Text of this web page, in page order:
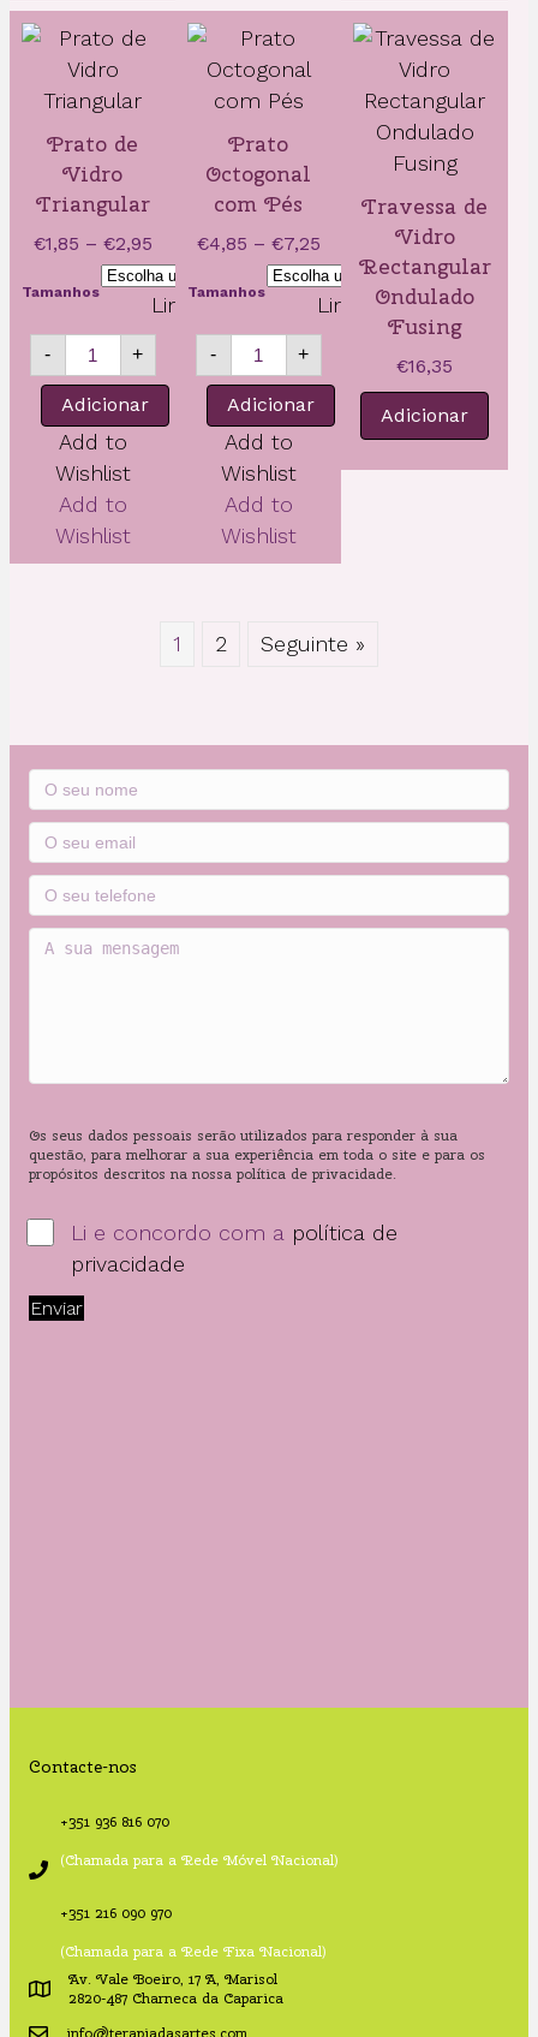
Prato de
Vidro
Triangular
€1,85 – €2,95Price
range:
€1,85
Tamanhos Limpar
-
Quantidade
de
Prato
de
Vidro
Triangular
+
Adicionar
Add to
Wishlist
Add to
Wishlist
Prato
Octogonal
com Pés
€4,85 – €7,25Price
range:
€4,85
through
Tamanhos Limpar
-
Quantidade
de
Prato
Octogonal
com
Pés
+
Adicionar
Add to
Wishlist
Add to
Wishlist
Travessa de
Vidro
Rectangular
Ondulado
Fusing
€16,35
Adicionar
1 2 Seguinte »
Os seus dados pessoais serão utilizados para responder à sua
questão, para melhorar a sua experiência em toda o site e para os
propósitos descritos na nossa política de privacidade.
Li e concordo com a política de
privacidade
Enviar
Contacte-nos
+351 936 816 070
(Chamada para a Rede Móvel Nacional)
+351 216 090 970
(Chamada para a Rede Fixa Nacional)
Av. Vale Boeiro, 17 A, Marisol
2820-487 Charneca da Caparica